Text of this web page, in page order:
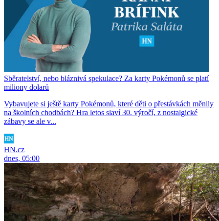
Sběratelství, nebo bláznivá spekulace? Za karty Pokémonů se platí
miliony dolarů
Vybavujete si ještě karty Pokémonů, které děti o přestávkách měnily
na školních chodbách? Hra letos slaví 30. výročí, z nostalgické
zábavy se ale v...
HN.cz
dnes, 05:00